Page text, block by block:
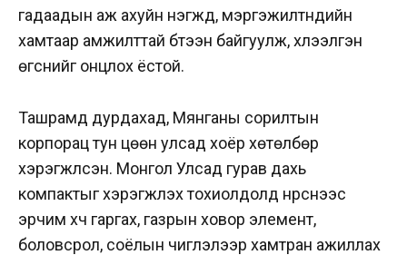
гадаадын аж ахуйн нэгжүүд, мэргэжилтнүүдийн
хамтаар амжилттай бүтээн байгуулж, хүлээлгэн
өгснийг онцлох ёстой.
Ташрамд дурдахад, Мянганы сорилтын
корпорац тун цөөн улсад хоёр хөтөлбөр
хэрэгжүүлсэн. Монгол Улсад гурав дахь
компактыг хэрэгжүүлэх тохиолдолд нүүрснээс
эрчим хүч гаргах, газрын ховор элемент,
боловсрол, соёлын чиглэлээр хамтран ажиллах